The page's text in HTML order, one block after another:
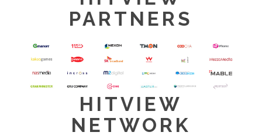
PARTNERS
HITVIEW
NETWORK